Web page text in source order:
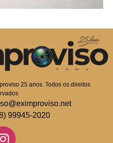
25 anos. Todos os direitos
99945-2020